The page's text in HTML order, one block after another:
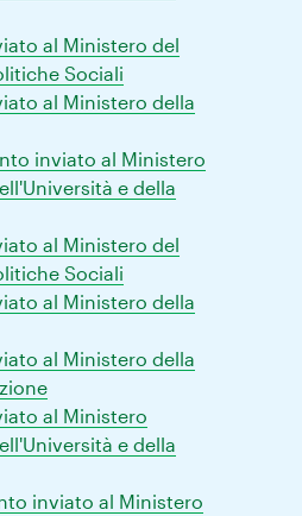
al Ministero del
Sociali
al Ministero della
inviato al Ministero
e della
al Ministero del
Sociali
al Ministero della
al Ministero della
al Ministero
e della
inviato al Ministero